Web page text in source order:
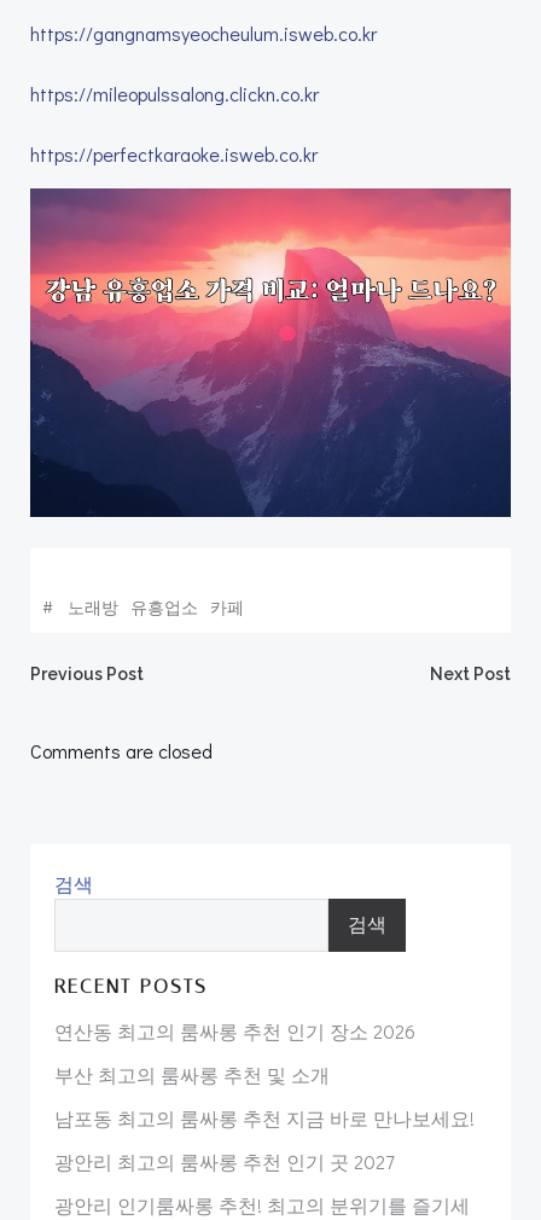
https://gangnamsyeocheulum.isweb.co.kr
https://mileopulssalong.clickn.co.kr
https://perfectkaraoke.isweb.co.kr
# 노래방 유흥업소 카페
Post
navigation
Previous Post Next Post
Comments are closed
검색
검색
RECENT POSTS
연산동 최고의 룸싸롱 추천 인기 장소 2026
부산 최고의 룸싸롱 추천 및 소개
남포동 최고의 룸싸롱 추천 지금 바로 만나보세요!
광안리 최고의 룸싸롱 추천 인기 곳 2027
광안리 인기룸싸롱 추천! 최고의 분위기를 즐기세